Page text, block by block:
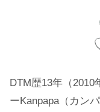
DTM歴13年（2010
ーKanpapa（カン